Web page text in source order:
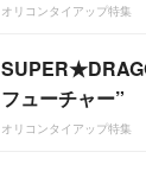
オリコンタイアップ特集
フューチャー”
オリコンタイアップ特集